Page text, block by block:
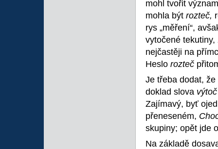
mohl tvořit
mohla být rozteč,
rys „měření“,
vytočené
nejčastěji na
Heslo rozteč
Je třeba dodat,
doklad slova výtoč
Zajímavý, byť
přeneseném,
skupiny; opět jde
Na základě